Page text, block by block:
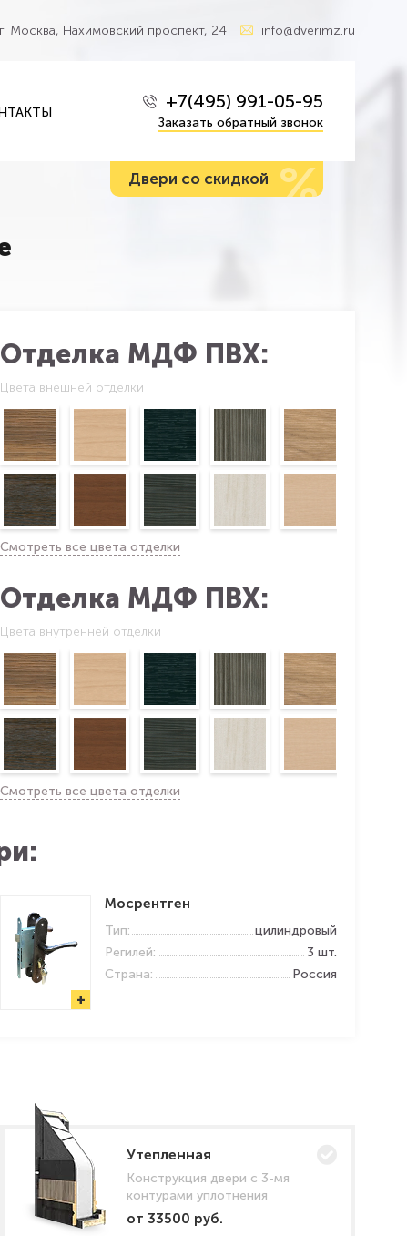
г. Москва, Нахимовский проспект, 24 info@dverimz.ru
+7(495) 991-05-95
Заказать обратный звонок
Двери со скидкой %
Отделка МДФ ПВХ:
Цвета внешней отделки
Смотреть все цвета отделки
Отделка МДФ ПВХ:
Цвета внутренней отделки
Смотреть все цвета отделки
+
Мосрентген
Тип:
цилиндровый
Регилей:
3 шт.
Страна:
Россия
Утепленная
Конструкция двери с 3-мя
контурами уплотнения
от 33500 руб.